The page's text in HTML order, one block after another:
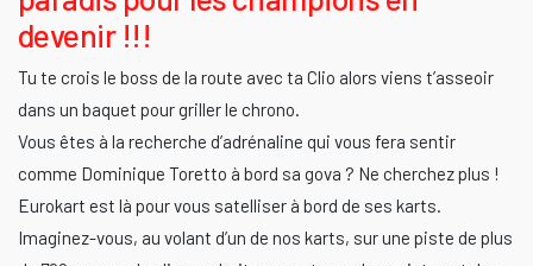
devenir !!!
Tu te crois le boss de la route avec ta Clio alors viens t’asseoir
dans un baquet pour griller le chrono.
Vous êtes à la recherche d’adrénaline qui vous fera sentir
comme Dominique Toretto à bord sa gova ? Ne cherchez plus !
Eurokart est là pour vous satelliser à bord de ses karts.
Imaginez-vous, au volant d’un de nos karts, sur une piste de plus